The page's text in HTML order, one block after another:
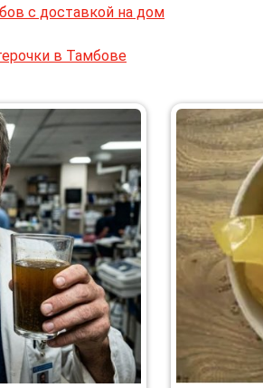
c доставкой на дом
в Тамбове